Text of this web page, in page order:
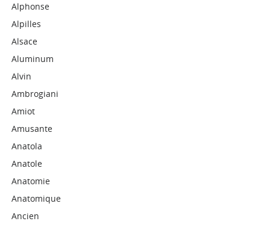
Alphonse
Alpilles
Alsace
Aluminum
Alvin
Ambrogiani
Amiot
Amusante
Anatola
Anatole
Anatomie
Anatomique
Ancien